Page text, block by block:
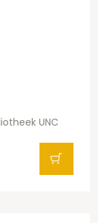
UNC